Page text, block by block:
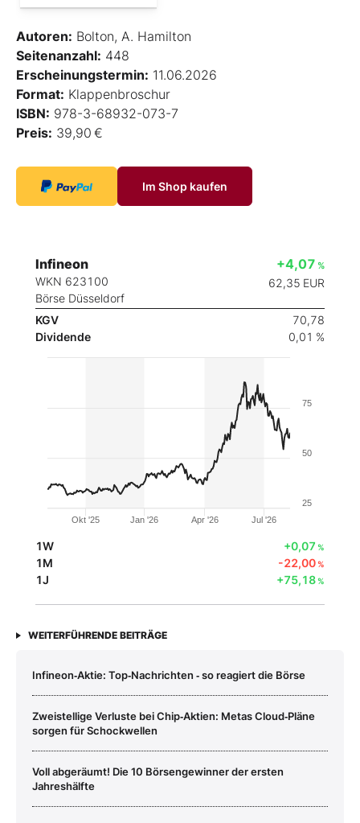
Autoren: Bolton, A. Hamilton
Seitenanzahl: 448
Erscheinungstermin: 11.06.2026
Format: Klappenbroschur
ISBN: 978-3-68932-073-7
Preis: 39,90 €
Im Shop kaufen
Infineon
WKN 623100
Börse Düsseldorf
+4,07 %
62,35 EUR
KGV
70,78
Dividende
0,01 %
Okt '25 Jan '26 Apr '26 Jul '26
25
50
75
1W +0,07 %
1M -22,00%
1J +75,18%
WEITERFÜHRENDE BEITRÄGE
Infineon‑Aktie: Top‑Nachrichten ‑ so reagiert die Börse
Zweistellige Verluste bei Chip‑Aktien: Metas Cloud‑Pläne
sorgen für Schockwellen
Voll abgeräumt! Die 10 Börsengewinner der ersten
Jahreshälfte